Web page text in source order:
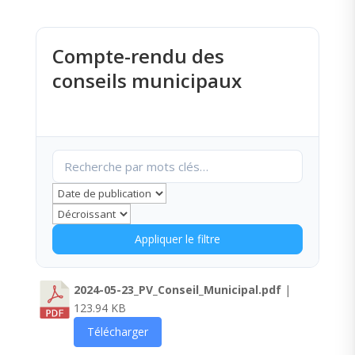
Compte-rendu des
conseils municipaux
Appliquer le filtre
2024-05-23_PV_Conseil_Municipal.pdf|
123.94 KB
Télécharger